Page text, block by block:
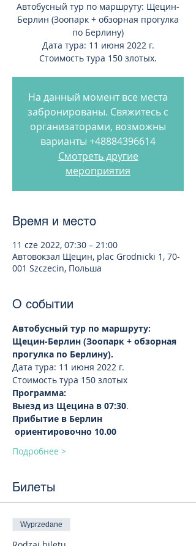
Автобусный тур по маршруту: Щецин-
Берлин (Зоопарк + обзорная прогулка
по Берлину)
Дата тура: 11 июня 2022 г.
Стоимость тура 150 злотых.
На данный момент все места
забронированы. Свяжитесь с
организаторами, возможны
варианты +48884396614
Смотреть другие
мероприятия
Время и место
11 cze 2022, 07:30 – 21:00
Автовокзал Щецин, plac Grodnicki 1, 70-
001 Szczecin, Польша
О событии
Автобусный тур по маршруту:
Щецин-Берлин (Зоопарк + обзорная
прогулка по Берлину).
Дата тура: 11 июня 2022 г.
Стоимость тура 150 злотых
Программа:
Выезд из Щецина в 07:30.
Прибытие в Берлин
ориентировочно 10.00
Подробнее >
Билеты
Wyprzedane